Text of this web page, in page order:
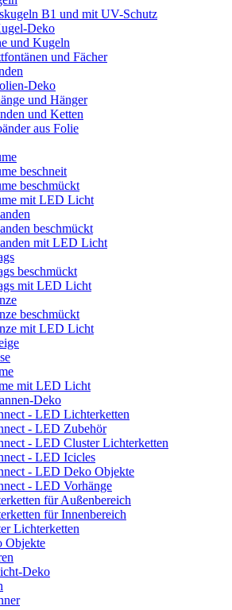
B1 und mit UV-Schutz
Deko
und Kugeln
und Fächer
Deko
und Hänger
und Ketten
aus Folie
beschneit
beschmückt
mit LED Licht
beschmückt
mit LED Licht
beschmückt
mit LED Licht
beschmückt
mit LED Licht
mit LED Licht
Deko
- LED Lichterketten
- LED Zubehör
- LED Cluster Lichterketten
- LED Icicles
- LED Deko Objekte
- LED Vorhänge
für Außenbereich
für Innenbereich
Lichterketten
Objekte
Deko